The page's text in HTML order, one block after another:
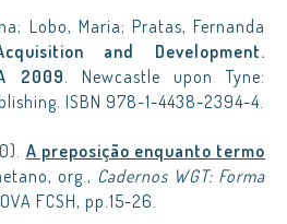
Lobo, Maria; Pratas, Fernanda
and Development.
2009. Newcastle upon Tyne:
ISBN 978-1-4438-2394-4.
A preposição enquanto termo
org., Cadernos WGT: Forma
FCSH, pp.15-26.